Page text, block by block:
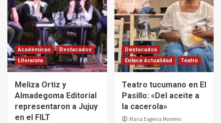
Académicas
Destacados
Literarura
Meliza Ortiz y
Almadegoma Editorial
representaron a Jujuy
en el FILT
Destacados
Enlace Actualidad
Teatro
Teatro tucumano en El
Pasillo: «Del aceite a
la cacerola»
Maria Eugenia Montero